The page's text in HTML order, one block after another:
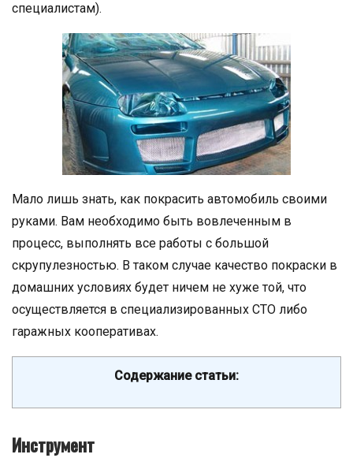
специалистам).
Мало лишь знать, как покрасить автомобиль своими
руками. Вам необходимо быть вовлеченным в
процесс, выполнять все работы с большой
скрупулезностью. В таком случае качество покраски в
домашних условиях будет ничем не хуже той, что
осуществляется в специализированных СТО либо
гаражных кооперативах.
Содержание статьи:
Инструмент